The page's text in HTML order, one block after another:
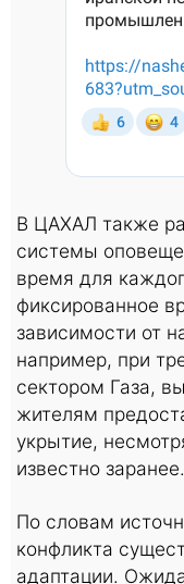
В ЦАХАЛ также
системы
время для
фиксированное
зависимости от
например, при
сектором Газа,
жителям
укрытие,
известно заранее.
По словам
конфликта
адаптации.